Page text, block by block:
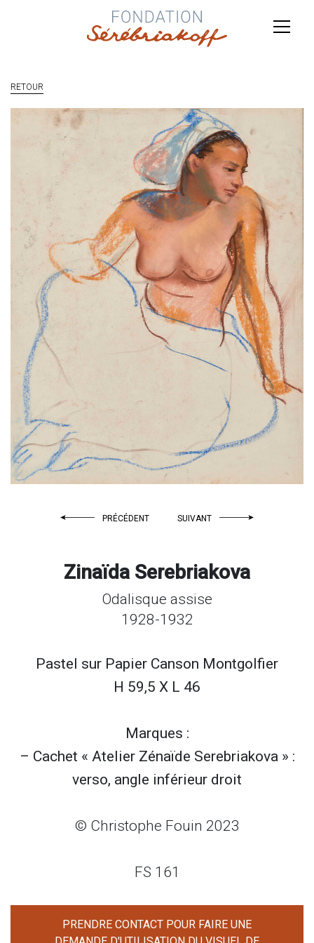
RETOUR
PRÉCÉDENT SUIVANT
Zinaïda Serebriakova
Odalisque assise
1928-1932
Pastel sur Papier Canson Montgolfier
H 59,5 X L 46
Marques :
– Cachet « Atelier Zénaïde Serebriakova » :
verso, angle inférieur droit
© Christophe Fouin 2023
FS 161
PRENDRE CONTACT POUR FAIRE UNE